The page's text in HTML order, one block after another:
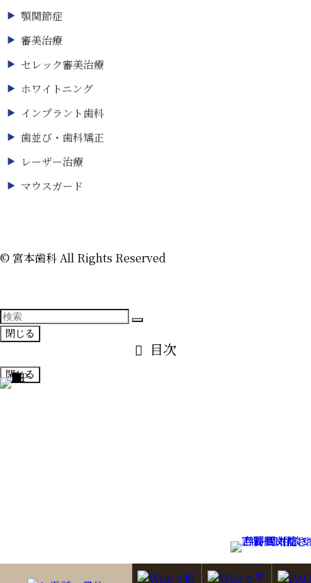
顎関節症
審美治療
セレック審美治療
ホワイトニング
インプラント歯科
歯並び・歯科矯正
レーザー治療
マウスガード
© 宮本歯科 All Rights Reserved
閉じる
目次
閉じる